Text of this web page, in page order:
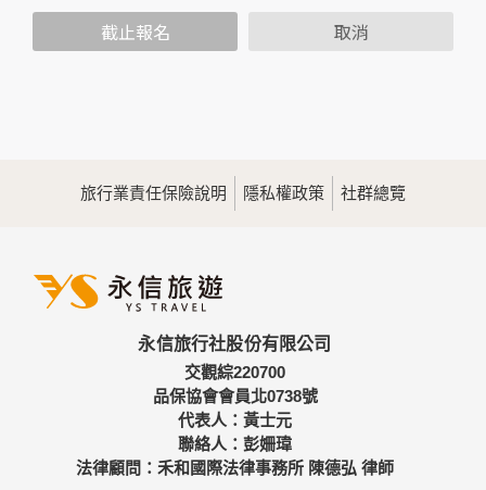
範圍內處理及利用您的個人資料；非經您書面同意，本網站不
會將個人資料用於其他用途。
為提供精確的服務，我們會將收集的問卷調查內容進行統計與
分析，分析結果之統計數據或說明文字呈現，除供內部研究
三、資料之保護
備及必要的安全防護措施，加以保護網站及您的個人資料採用
嚴格的保護措施，只由經過授權的人員才能接觸您的個人資
料，相關處理人員皆簽有保密合約，如有違反保密義務者，將
會受到相關的法律處分。
如因業務需要有必要委託其他單位提供服務時，本網站亦會嚴
格要求其遵守保密義務，並且採取必要檢查程序以確定其將確
實遵守。
截止報名 取消
旅行業責任保險說明 隱私權政策 社群總覽
永信旅行社股份有限公司
交觀綜220700
品保協會會員北0738號
代表人：黃士元
聯絡人：彭姍瑋
法律顧問：禾和國際法律事務所 陳德弘 律師